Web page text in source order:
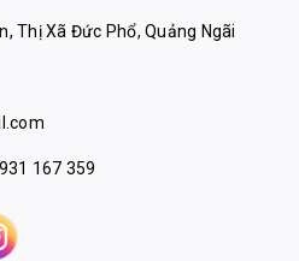
Thị Xã Đức Phổ, Quảng Ngãi
167 359